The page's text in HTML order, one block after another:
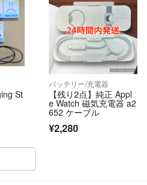
St
バッテリー/充電器
【残り2点】純正 Appl
e Watch 磁気充電器 a2
652 ケーブル
¥2,280